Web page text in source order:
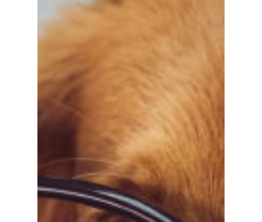
Home
Sobre
Nuestras
Conferencias
Blog
Contacto